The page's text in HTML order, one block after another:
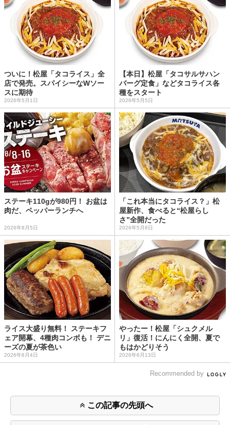
ついに！松屋「タコライス」全
店で発売。スパイシーなWソー
スに期待
2026年5月1日
【本日】松屋「タコサルサハン
バーグ定食」などタコライス各
種をスタート
2026年5月5日
ステーキ110gが980円！ お盆は
肉だ、ペッパーランチへ
2026年8月5日
「これ本当にタコライス？」松
屋新作、食べると“松屋らし
さ”全開だった
2026年5月8日
ライス大盛り無料！ ステーキフ
ェア開幕、4種肉コンボも！ デニ
ーズの夏が茶色い
2026年8月4日
やったー！松屋「シュクメル
リ」復活！にんにく全開、夏で
もはかどりそう
2026年6月13日
Recommended by
この記事の先頭へ